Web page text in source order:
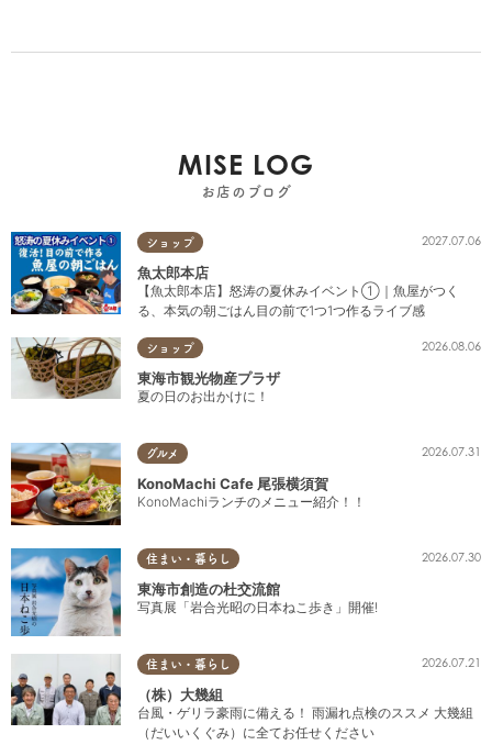
MISE LOG
お店のブログ
ショップ 2027.07.06
魚太郎本店
【魚太郎本店】怒涛の夏休みイベント①｜魚屋がつく
る、本気の朝ごはん目の前で1つ1つ作るライブ感
ショップ 2026.08.06
東海市観光物産プラザ
夏の日のお出かけに！
グルメ 2026.07.31
KonoMachi Cafe 尾張横須賀
KonoMachiランチのメニュー紹介！！
住まい・暮らし 2026.07.30
東海市創造の杜交流館
写真展「岩合光昭の日本ねこ歩き」開催!
住まい・暮らし 2026.07.21
（株）大幾組
台風・ゲリラ豪雨に備える！ 雨漏れ点検のススメ 大幾組
（だいいくぐみ）に全てお任せください